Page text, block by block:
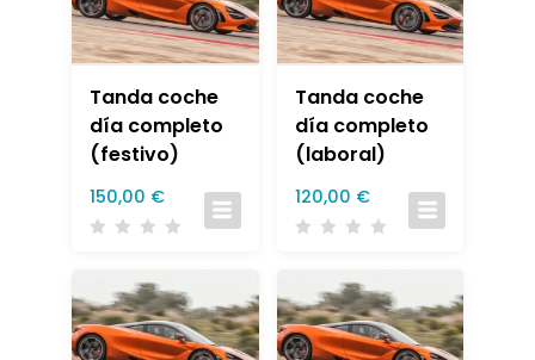
Tanda coche
día completo
(festivo)
150,00 €
Tanda coche
día completo
(laboral)
120,00 €